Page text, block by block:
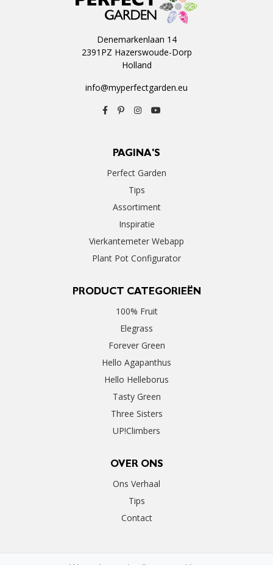
Denemarkenlaan 14
2391PZ Hazerswoude-Dorp
Holland
info@myperfectgarden.eu
PAGINA'S
Perfect Garden
Tips
Assortiment
Inspiratie
Vierkantemeter Webapp
Plant Pot Configurator
PRODUCT CATEGORIEËN
100% Fruit
Elegrass
Forever Green
Hello Agapanthus
Hello Helleborus
Tasty Green
Three Sisters
UP!Climbers
OVER ONS
Ons Verhaal
Tips
Contact